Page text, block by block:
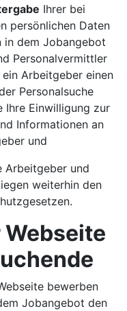
Ihrer bei
persönlichen Daten
in dem Jobangebot
Personalvermittler
Arbeitgeber einen
Personalsuche
Ihre Einwilligung zur
Informationen an
und
Arbeitgeber und
weiterhin den
bewerben
Jobangebot den